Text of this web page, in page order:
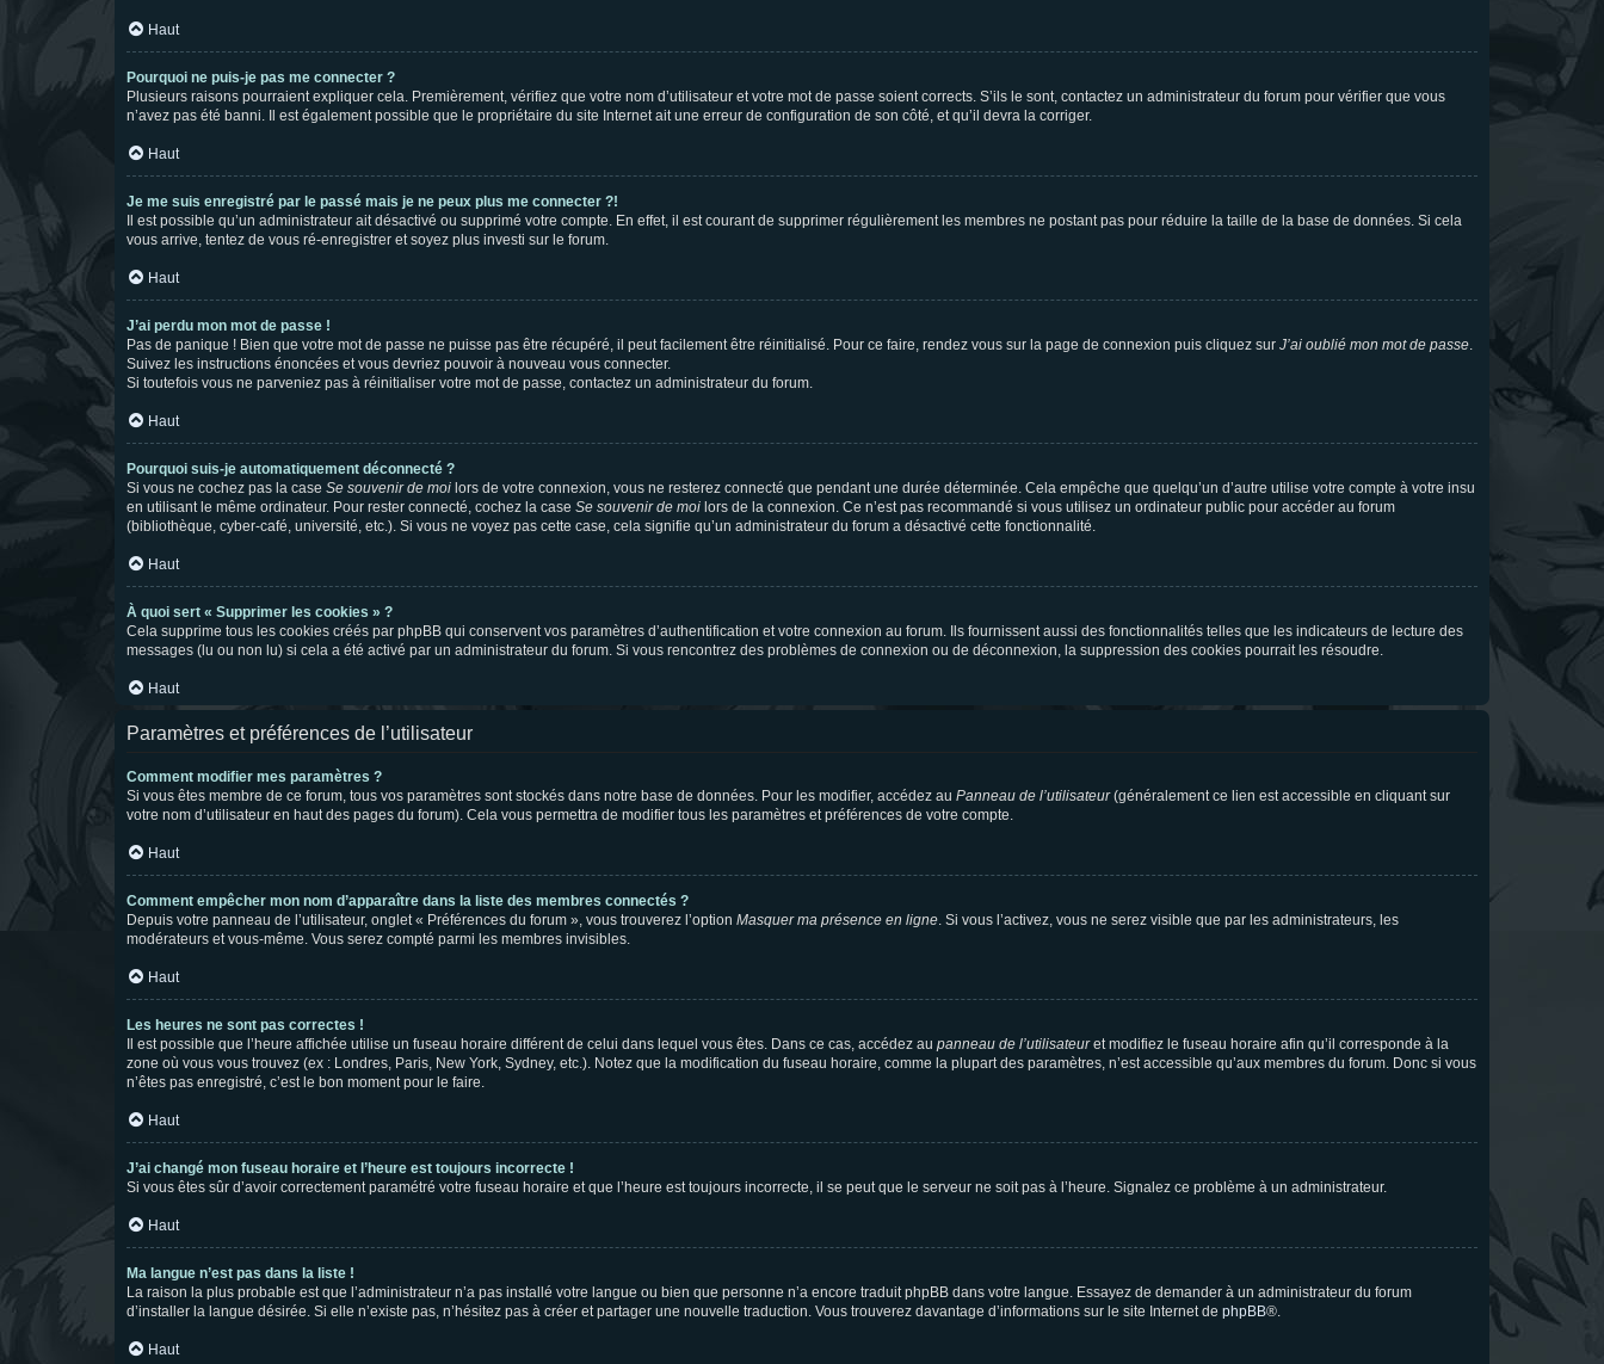
Haut
Pourquoi ne puis-je pas me connecter ?
Plusieurs raisons pourraient expliquer cela. Premièrement, vérifiez que votre nom d’utilisateur et votre mot de passe soient corrects. S’ils le sont, contactez un administrateur du forum pour vérifier que vous
n’avez pas été banni. Il est également possible que le propriétaire du site Internet ait une erreur de configuration de son côté, et qu’il devra la corriger.
Haut
Je me suis enregistré par le passé mais je ne peux plus me connecter ?!
Il est possible qu’un administrateur ait désactivé ou supprimé votre compte. En effet, il est courant de supprimer régulièrement les membres ne postant pas pour réduire la taille de la base de données. Si cela
vous arrive, tentez de vous ré-enregistrer et soyez plus investi sur le forum.
Haut
J’ai perdu mon mot de passe !
Pas de panique ! Bien que votre mot de passe ne puisse pas être récupéré, il peut facilement être réinitialisé. Pour ce faire, rendez vous sur la page de connexion puis cliquez sur J’ai oublié mon mot de passe.
Suivez les instructions énoncées et vous devriez pouvoir à nouveau vous connecter.
Si toutefois vous ne parveniez pas à réinitialiser votre mot de passe, contactez un administrateur du forum.
Haut
Pourquoi suis-je automatiquement déconnecté ?
Si vous ne cochez pas la case Se souvenir de moi lors de votre connexion, vous ne resterez connecté que pendant une durée déterminée. Cela empêche que quelqu’un d’autre utilise votre compte à votre insu
en utilisant le même ordinateur. Pour rester connecté, cochez la case Se souvenir de moi lors de la connexion. Ce n’est pas recommandé si vous utilisez un ordinateur public pour accéder au forum
(bibliothèque, cyber-café, université, etc.). Si vous ne voyez pas cette case, cela signifie qu’un administrateur du forum a désactivé cette fonctionnalité.
Haut
À quoi sert « Supprimer les cookies » ?
Cela supprime tous les cookies créés par phpBB qui conservent vos paramètres d’authentification et votre connexion au forum. Ils fournissent aussi des fonctionnalités telles que les indicateurs de lecture des
messages (lu ou non lu) si cela a été activé par un administrateur du forum. Si vous rencontrez des problèmes de connexion ou de déconnexion, la suppression des cookies pourrait les résoudre.
Haut
Paramètres et préférences de l’utilisateur
Comment modifier mes paramètres ?
Si vous êtes membre de ce forum, tous vos paramètres sont stockés dans notre base de données. Pour les modifier, accédez au Panneau de l’utilisateur(généralement ce lien est accessible en cliquant sur
votre nom d’utilisateur en haut des pages du forum). Cela vous permettra de modifier tous les paramètres et préférences de votre compte.
Haut
Comment empêcher mon nom d’apparaître dans la liste des membres connectés ?
Depuis votre panneau de l’utilisateur, onglet « Préférences du forum », vous trouverez l’option Masquer ma présence en ligne. Si vous l’activez, vous ne serez visible que par les administrateurs, les
modérateurs et vous-même. Vous serez compté parmi les membres invisibles.
Haut
Les heures ne sont pas correctes !
Il est possible que l’heure affichée utilise un fuseau horaire différent de celui dans lequel vous êtes. Dans ce cas, accédez au panneau de l’utilisateuret modifiez le fuseau horaire afin qu’il corresponde à la
zone où vous vous trouvez (ex : Londres, Paris, New York, Sydney, etc.). Notez que la modification du fuseau horaire, comme la plupart des paramètres, n’est accessible qu’aux membres du forum. Donc si vous
n’êtes pas enregistré, c’est le bon moment pour le faire.
Haut
J’ai changé mon fuseau horaire et l’heure est toujours incorrecte !
Si vous êtes sûr d’avoir correctement paramétré votre fuseau horaire et que l’heure est toujours incorrecte, il se peut que le serveur ne soit pas à l’heure. Signalez ce problème à un administrateur.
Haut
Ma langue n’est pas dans la liste !
La raison la plus probable est que l’administrateur n’a pas installé votre langue ou bien que personne n’a encore traduit phpBB dans votre langue. Essayez de demander à un administrateur du forum
d’installer la langue désirée. Si elle n’existe pas, n’hésitez pas à créer et partager une nouvelle traduction. Vous trouverez davantage d’informations sur le site Internet de phpBB®.
Haut